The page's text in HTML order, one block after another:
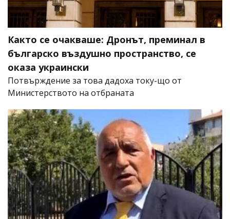
Както се очакваше: Дронът, преминал в
българско въздушно пространство, се
оказа украински
Потвърждение за това дадоха току-що от
Министерството на отбраната